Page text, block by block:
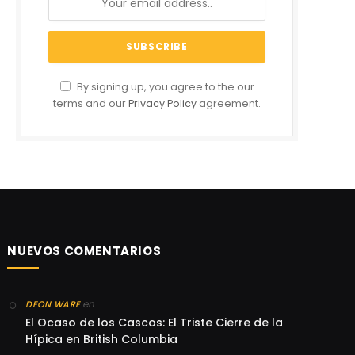
By signing up, you agree to the our
terms and ourPrivacy Policy agreement.
NUEVOS COMENTARIOS
DEON WAREen
El Ocaso de los Cascos: El Triste Cierre de la
Hípica en British Columbia